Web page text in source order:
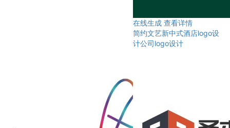
在线生成 查看详情
简约文艺新中式酒店logo设
计公司logo设计